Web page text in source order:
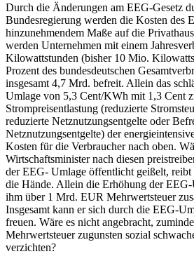
Durch die Änderungen am EEG-Gesetz
Bundesregierung werden die Kosten des
hinzunehmendem Maße auf die
werden Unternehmen mit einem
Kilowattstunden (bisher 10 Mio.
Prozent des bundesdeutschen
insgesamt 4,7 Mrd. befreit. Allein das
Umlage von 5,3 Cent/KWh mit 1,3 Cent
Strompreisentlastung (reduzierte
reduzierte Netznutzungsentgelte oder
Netznutzungsentgelte) der
Kosten für die Verbraucher nach oben.
Wirtschaftsminister nach diesen
der EEG- Umlage öffentlicht geißelt, reibt
die Hände. Allein die Erhöhung der
ihm über 1 Mrd. EUR Mehrwertsteuer
Insgesamt kann er sich durch die EEG-
freuen. Wäre es nicht angebracht,
Mehrwertsteuer zugunsten sozial
verzichten?